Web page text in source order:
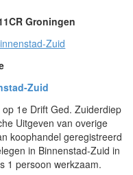
Groningen
Zuid
Zuid
1e Drift Ged. Zuiderdiep
Uitgeven van overige
koophandel geregistreerd
in Binnenstad-Zuid in
1 persoon werkzaam.